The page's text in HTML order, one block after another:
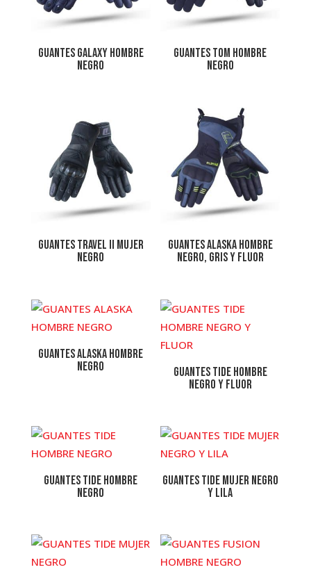
GUANTES GALAXY HOMBRE
NEGRO
Guantes TOM HOMBRE
Negro
Guantes Travel II MUJER
Negro
GUANTES ALASKA HOMBRE
NEGRO, GRIS Y FLUOR
GUANTES ALASKA HOMBRE
NEGRO
GUANTES TIDE HOMBRE
NEGRO Y FLUOR
GUANTES TIDE HOMBRE
NEGRO
GUANTES TIDE MUJER NEGRO
Y LILA